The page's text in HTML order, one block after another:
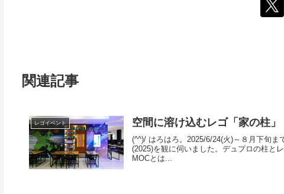
関連記事
レゴイベント 空間に溶け込むレゴ「家の柱
(^^)/ はろはろ。2025/6/24(火)～８月下旬ま
(2025)を観に伺いました。デュプロの柱と
MOCとは...